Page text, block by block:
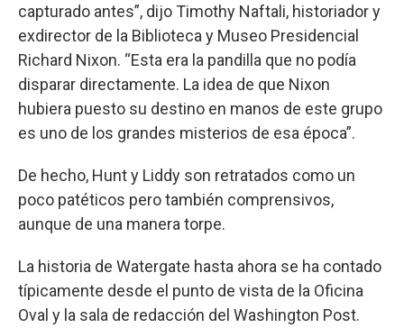
capturado antes”, dijo Timothy Naftali, historiador y
exdirector de la Biblioteca y Museo Presidencial
Richard Nixon. “Esta era la pandilla que no podía
disparar directamente. La idea de que Nixon
hubiera puesto su destino en manos de este grupo
es uno de los grandes misterios de esa época”.
De hecho, Hunt y Liddy son retratados como un
poco patéticos pero también comprensivos,
aunque de una manera torpe.
La historia de Watergate hasta ahora se ha contado
típicamente desde el punto de vista de la Oficina
Oval y la sala de redacción del Washington Post.